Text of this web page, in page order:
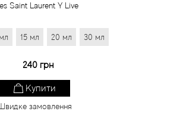
Saint Laurent Y Live
15 мл 20 мл 30 мл
240 грн
Купити
замовлення